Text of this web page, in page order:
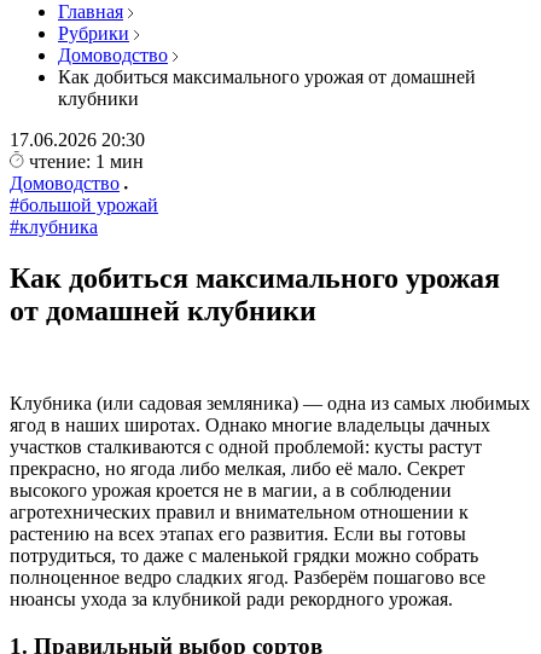
Главная
Рубрики
Домоводство
Как добиться максимального урожая от домашней
клубники
17.06.2026 20:30
чтение: 1 мин
Домоводство
#большой урожай
#клубника
Как добиться максимального урожая
от домашней клубники
Клубника (или садовая земляника) — одна из самых любимых
ягод в наших широтах. Однако многие владельцы дачных
участков сталкиваются с одной проблемой: кусты растут
прекрасно, но ягода либо мелкая, либо её мало. Секрет
высокого урожая кроется не в магии, а в соблюдении
агротехнических правил и внимательном отношении к
растению на всех этапах его развития. Если вы готовы
потрудиться, то даже с маленькой грядки можно собрать
полноценное ведро сладких ягод. Разберём пошагово все
нюансы ухода за клубникой ради рекордного урожая.
1. Правильный выбор сортов